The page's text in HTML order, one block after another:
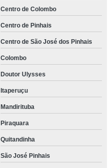
Centro de Colombo
Centro de Pinhais
Centro de São José dos Pinhais
Colombo
Doutor Ulysses
Itaperuçu
Mandirituba
Piraquara
Quitandinha
São José Pinhais